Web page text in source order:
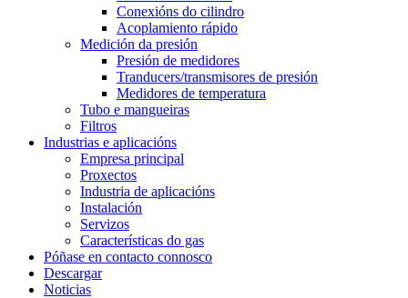
Conexións do cilindro
Acoplamiento rápido
Medición da presión
Presión de medidores
Tranducers/transmisores de presión
Medidores de temperatura
Tubo e mangueiras
Filtros
Industrias e aplicacións
Empresa principal
Proxectos
Industria de aplicacións
Instalación
Servizos
Características do gas
Póñase en contacto connosco
Descargar
Noticias